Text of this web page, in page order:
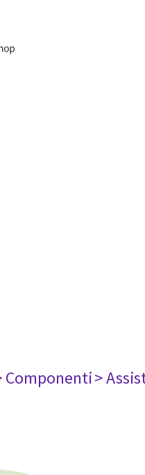
Componenti>